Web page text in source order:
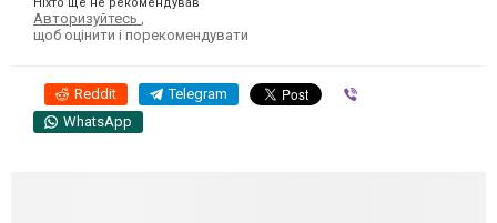
Авторизуйтесь
щоб оцінити і порекомендувати
Reddit Telegram
WhatsApp